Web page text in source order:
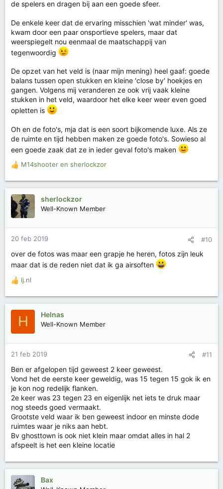
de spelers en dragen bij aan een goede sfeer.
De enkele keer dat de ervaring misschien 'wat minder' was,
kwam door een paar onsportieve spelers, maar dat
weerspiegelt nou eenmaal de maatschappij van
tegenwoordig
De opzet van het veld is (naar mijn mening) heel gaaf: goede
balans tussen open stukken en kleine 'close by' hoekjes en
gangen. Volgens mij veranderen ze ook vrij vaak kleine
stukken in het veld, waardoor het elke keer weer even goed
opletten is
Oh en de foto's, mja dat is een soort bijkomende luxe. Als ze
de ruimte en tijd hebben maken ze goede foto's. Sowieso al
een goede zaak dat ze in ieder geval foto's maken
W
r
d
n
e
n
M14shooter en sherlockzor
sherlockzor
Well-Known Member
20 feb 2019 #10
over de fotos was maar een grapje he heren, fotos zijn leuk
maar dat is de reden niet dat ik ga airsoften
W
r
i
n
e
n
:
lj.nl
H Helnas
Well-Known Member
21 feb 2019 #11
Ben er afgelopen tijd geweest 2 keer geweest.
Vond het de eerste keer geweldig, was 15 tegen 15 gok ik en
je kon nog redelijk flanken.
2e keer was 23 tegen 23 en eigenlijk net iets te druk maar
nog steeds goed vermaakt.
Grootste veld waar ik ben geweest indoor en minste dode
ruimtes waar je niks aan hebt.
Bv ghosttown is ook niet klein maar omdat alles in hal 2
afspeelt is het een kleine locatie
Bax